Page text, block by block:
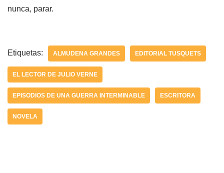
nunca, parar.
Etiquetas: ALMUDENA GRANDES EDITORIAL TUSQUETS
EL LECTOR DE JULIO VERNE
EPISODIOS DE UNA GUERRA INTERMINABLE ESCRITORA
NOVELA